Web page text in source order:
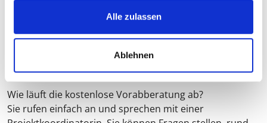
Alle zulassen
Ablehnen
Wie läuft die kostenlose Vorabberatung ab?
Sie rufen einfach an und sprechen mit einer